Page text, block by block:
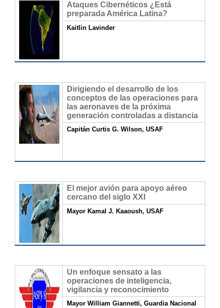
Ataques Cibernéticos ¿Está
preparada América Latina?
Kaitlin Lavinder
Dirigiendo el desarrollo de los
conceptos de las operaciones para
las aeronaves de la próxima
generación controladas a distancia
Capitán Curtis G. Wilson, USAF
El mejor avión para apoyo aéreo
cercano del siglo XXI
Mayor Kamal J. Kaaoush, USAF
Un enfoque sensato a las
operaciones de inteligencia,
vigilancia y reconocimiento
Mayor William Giannetti, Guardia Nacional